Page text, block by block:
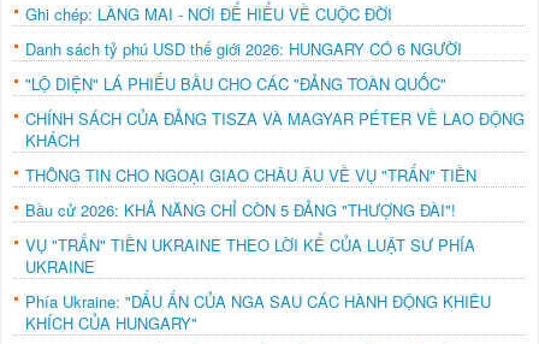
Ghi chép: LÀNG MAI - NƠI ĐỂ HIỂU VỀ CUỘC ĐỜI
Danh sách tỷ phú USD thế giới 2026: HUNGARY CÓ 6 NGƯỜI
"LỘ DIỆN" LÁ PHIẾU BẦU CHO CÁC "ĐẢNG TOÀN QUỐC"
CHÍNH SÁCH CỦA ĐẢNG TISZA VÀ MAGYAR PÉTER VỀ LAO ĐỘNG
KHÁCH
THÔNG TIN CHO NGOẠI GIAO CHÂU ÂU VỀ VỤ "TRẤN" TIỀN
Bầu cử 2026: KHẢ NĂNG CHỈ CÒN 5 ĐẢNG "THƯỢNG ĐÀI"!
VỤ "TRẤN" TIỀN UKRAINE THEO LỜI KỂ CỦA LUẬT SƯ PHÍA
UKRAINE
Phía Ukraine: "DẤU ẤN CỦA NGA SAU CÁC HÀNH ĐỘNG KHIÊU
KHÍCH CỦA HUNGARY"